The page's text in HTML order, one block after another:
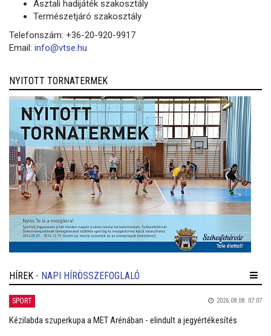
Asztali hadijáték szakosztály
Természetjáró szakosztály
Telefonszám: +36-20-920-9917
Email: info@vtse.hu
NYITOTT TORNATERMEK
HÍREK - NAPI HÍRÖSSZEFOGLALÓ
SPORT 2026.08.08. 07:07
Kézilabda szuperkupa a MET Arénában - elindult a jegyértékesítés